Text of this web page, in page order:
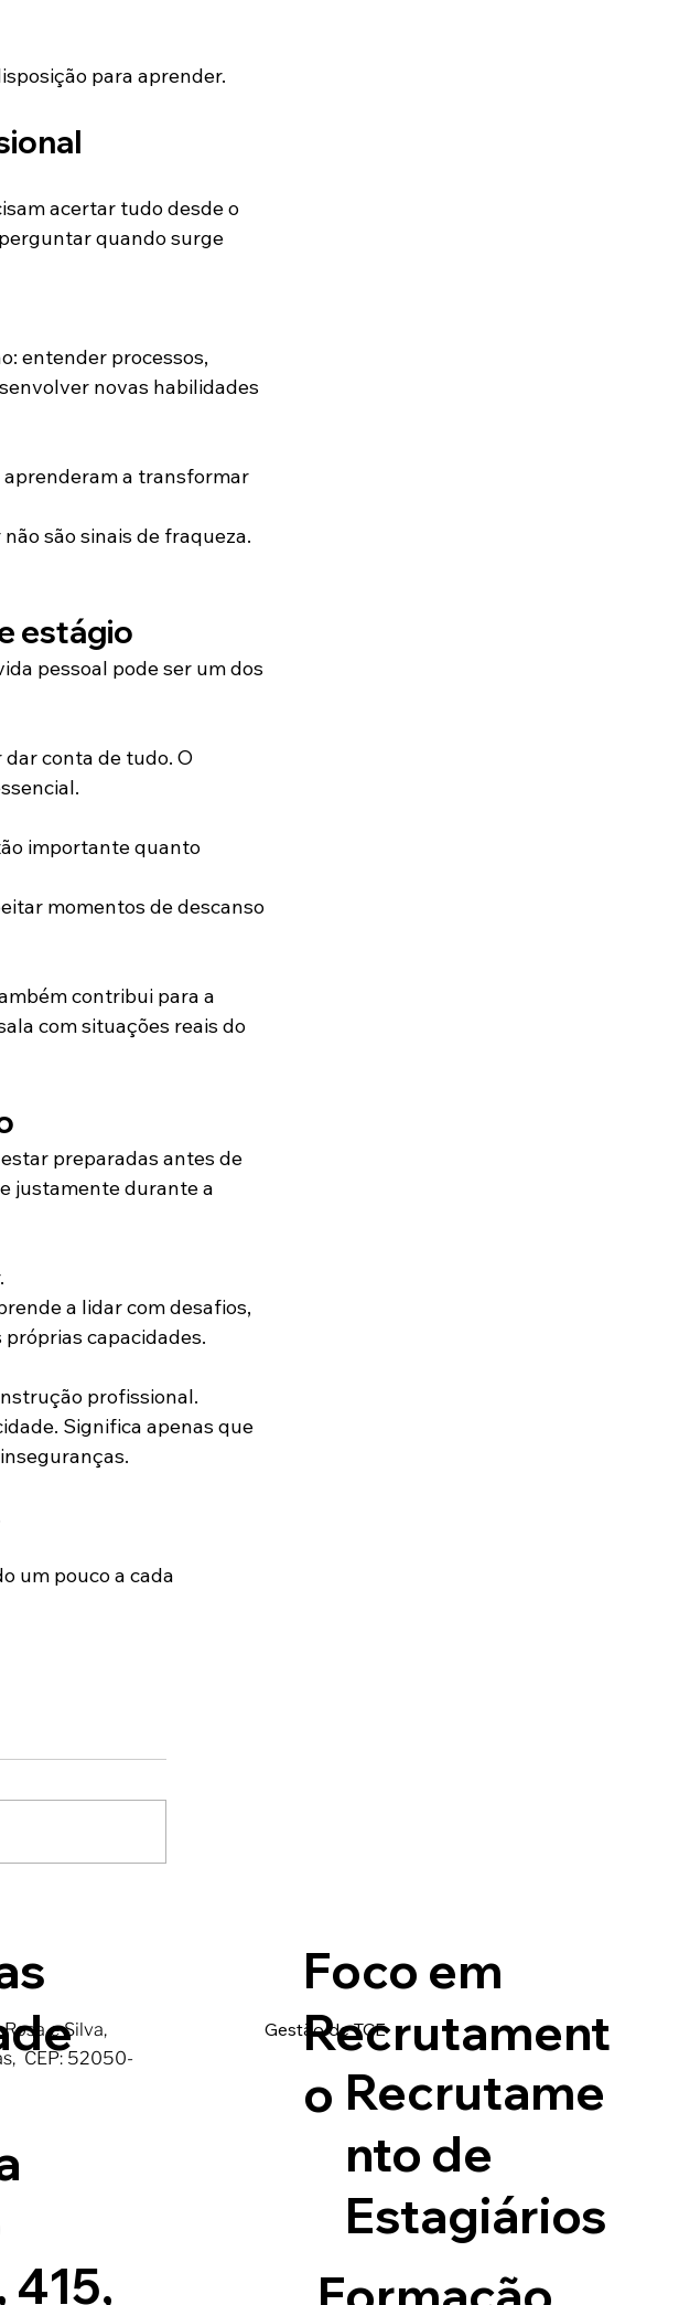
para aprender.
acertar tudo desde o
quando surge
entender processos,
novas habilidades
a transformar
são sinais de fraqueza.
estágio
pessoal pode ser um dos
conta de tudo. O
importante quanto
momentos de descanso
contribui para a
com situações reais do
preparadas antes de
justamente durante a
a lidar com desafios,
capacidades.
profissional.
Significa apenas que
um pouco a cada
e Silva,
CEP: 52050-
415,
Foco em
Recrutament
o
Gestão de TCE
Recrutame
nto de
Estagiários